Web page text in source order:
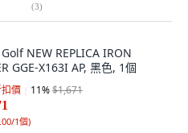
(3)
NEW REPLICA IRON
GGE-X163I AP, 黑色, 1個
價 11%$1,671
1個)